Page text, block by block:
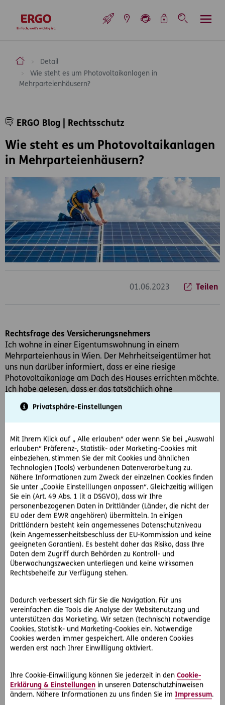
Privatsphäre-Einstellungen
Mit Ihrem Klick auf „ Alle erlauben“ oder wenn Sie bei „Auswahl
erlauben“ Präferenz-, Statistik- oder Marketing-Cookies mit
einbeziehen, stimmen Sie der mit Cookies und ähnlichen
Technologien (Tools) verbundenen Datenverarbeitung zu.
Nähere Informationen zum Zweck der einzelnen Cookies finden
Sie unter „Cookie Einstelllungen anpassen“. Gleichzeitig willigen
Sie ein (Art. 49 Abs. 1 lit a DSGVO), dass wir Ihre
personenbezogenen Daten in Drittländer (Länder, die nicht der
EU oder dem EWR angehören) übermitteln. In einigen
Drittländern besteht kein angemessenes Datenschutzniveau
(kein Angemessenheitsbeschluss der EU-Kommission und keine
geeigneten Garantien). Es besteht daher das Risiko, dass Ihre
Daten dem Zugriff durch Behörden zu Kontroll- und
Überwachungszwecken unterliegen und keine wirksamen
Rechtsbehelfe zur Verfügung stehen.
Dadurch verbessert sich für Sie die Navigation. Für uns
vereinfachen die Tools die Analyse der Websitenutzung und
unterstützen das Marketing. Wir setzen (technisch) notwendige
Cookies, Statistik- und Marketing-Cookies ein. Notwendige
Cookies werden immer gespeichert. Alle anderen Cookies
werden erst nach Ihrer Einwilligung aktiviert.
Ihre Cookie-Einwilligung können Sie jederzeit in den Cookie-
Erklärung & Einstellungen in unseren Datenschutzhinweisen
ändern. Nähere Informationen zu uns finden Sie im Impressum.
zur Startseite
ERGO Versicherung Aktiengesellschaft
Detail
Wie steht es um Photovoltaikanlagen in
Mehrparteienhäusern?
Wie steht es um Photovoltaikanlagen
in Mehrparteienhäusern?
ERGO Blog | Rechtsschutz
01.06.2023 Teilen
Rechtsfrage des Versicherungsnehmers
Ich wohne in einer Eigentumswohnung in einem
Mehrparteienhaus in Wien. Der Mehrheitseigentümer hat
uns nun darüber informiert, dass er eine riesige
Photovoltaikanlage am Dach des Hauses errichten möchte.
Ich habe gelesen, dass er das tatsächlich ohne
Zustimmung aller Eigentümer machen kann, sofern man
diesem Schreiben nicht widerspricht. Stimmt das?
Im Jahr 2022 gab es eine Wohnungseigentumsgesetz-
Novelle (WEG-Novelle 2022). Diese sieht bei sogenannten
privilegierten Arbeiten Erleichterungen bei der
Durchsetzung vor, z. B. im Falle einer Errichtung einer
Solaranlage oder einer E-Ladestation.
Jedoch gilt in Ihrem Fall einer Photovoltaikanlage im
Mehrparteienhaus diese neue Bestimmung nicht. Wieso?
Sie bezieht sich nur auf Reihenhäuser beziehungsweise
Einzelhäuser, die im Wohnungseigentum stehen.
Somit ist in Ihrem Fall die alte Regelung anwendbar: Es
bedarf weiterhin der Zustimmung aller Eigentümer. Wenn
schutzwürdige Interessen beeinträchtigt sind (z.B.
etc.), dann scheitert das Projekt. Der einzelne Bauwerber
kann aber die Zustimmung vom Gericht ersetzen lassen,
wenn solche Interessen nicht vorliegen. Dann entscheidet
der Richter, ob die Maßnahme nach dem WEG erlaubt ist
oder nicht.
brennend interessiert?
Die D.A.S. Rechtsberatung hilft Ihnen gerne telefonisch
weiter: 0800 386 300. Gerne ist sie auch per Mail für Sie